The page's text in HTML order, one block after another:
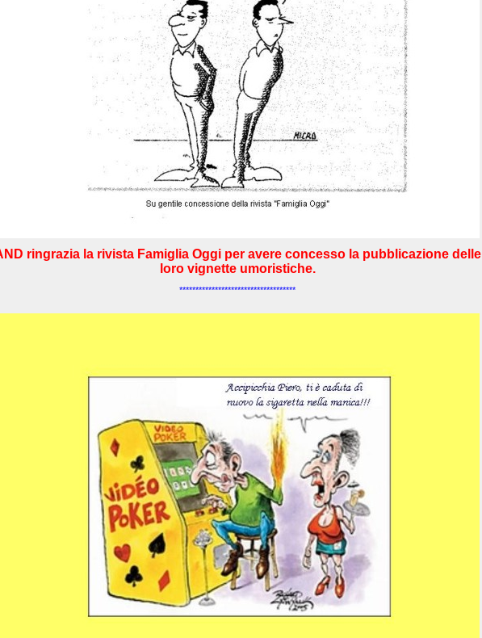
ringrazia la rivista Famiglia Oggi per avere concesso la pubblicazione delle
loro vignette umoristiche.
************************************